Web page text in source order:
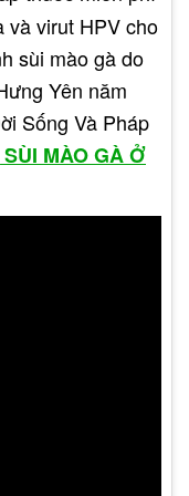
phát triển của
mào gà
có thể khiến
ảnh hưởng rất
và virut HPV cho
sùi mào gà do
Yên năm
Sống Và Pháp
MÀO GÀ Ở